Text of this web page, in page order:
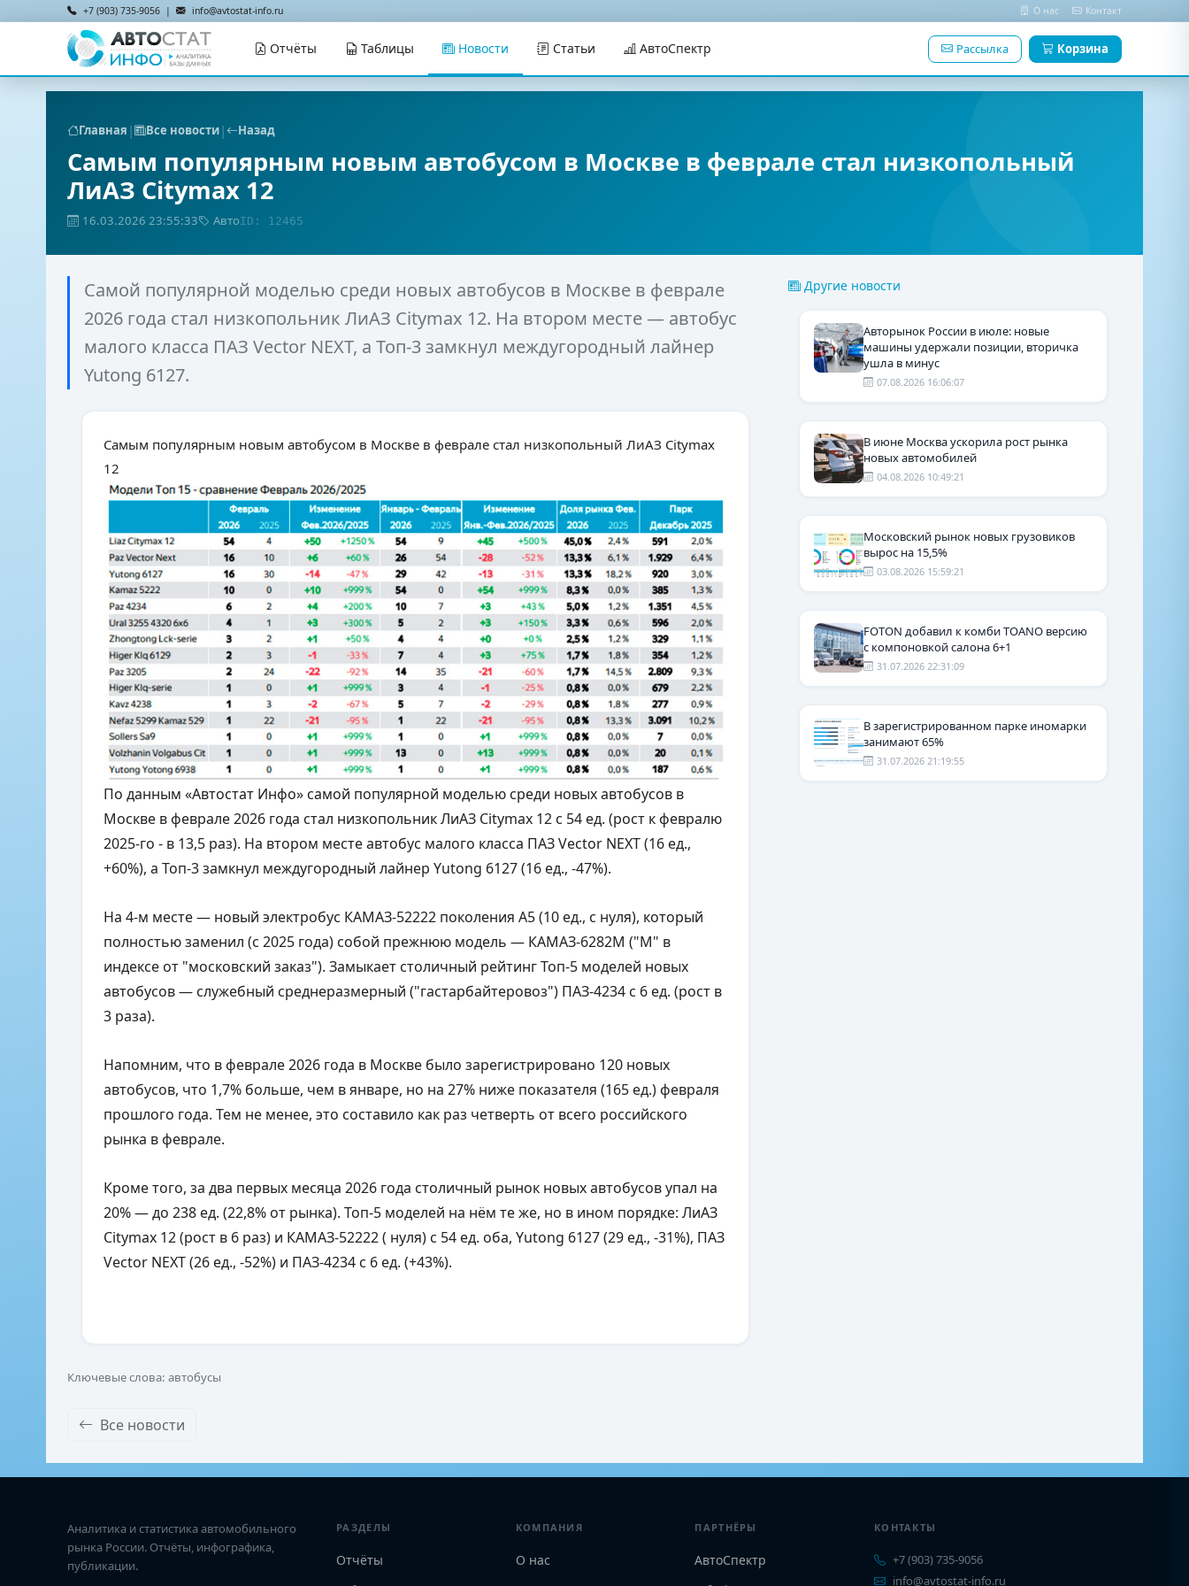
+7 (903) 735-9056 | info@avtostat-info.ru О нас Контакт
Отчёты Таблицы Новости Статьи АвтоСпектр Рассылка Корзина
Главная | Все новости| Назад
Самым популярным новым автобусом в Москве в феврале стал низкопольный
ЛиАЗ Citymax 12
16.03.2026 23:55:33 АвтоID: 12465
Самой популярной моделью среди новых автобусов в Москве в феврале
2026 года стал низкопольник ЛиАЗ Citymax 12. На втором месте — автобус
малого класса ПАЗ Vector NEXT, а Топ-3 замкнул междугородный лайнер
Yutong 6127.
Самым популярным новым автобусом в Москве в феврале стал низкопольный ЛиАЗ Citymax
12
По данным «Автостат Инфо» самой популярной моделью среди новых автобусов в
Москве в феврале 2026 года стал низкопольник ЛиАЗ Citymax 12 с 54 ед. (рост к февралю
2025-го - в 13,5 раз). На втором месте автобус малого класса ПАЗ Vector NEXT (16 ед.,
+60%), а Топ-3 замкнул междугородный лайнер Yutong 6127 (16 ед., -47%).
На 4-м месте — новый электробус КАМАЗ-52222 поколения А5 (10 ед., с нуля), который
полностью заменил (с 2025 года) собой прежнюю модель — КАМАЗ-6282М ("М" в
индексе от "московский заказ"). Замыкает столичный рейтинг Топ-5 моделей новых
автобусов — служебный среднеразмерный ("гастарбайтеровоз") ПАЗ-4234 с 6 ед. (рост в
3 раза).
Напомним, что в феврале 2026 года в Москве было зарегистрировано 120 новых
автобусов, что 1,7% больше, чем в январе, но на 27% ниже показателя (165 ед.) февраля
прошлого года. Тем не менее, это составило как раз четверть от всего российского
рынка в феврале.
Кроме того, за два первых месяца 2026 года столичный рынок новых автобусов упал на
20% — до 238 ед. (22,8% от рынка). Топ-5 моделей на нём те же, но в ином порядке: ЛиАЗ
Citymax 12(рост в 6 раз) и КАМАЗ-52222 ( нуля) с 54 ед. оба, Yutong 6127 (29 ед., -31%), ПАЗ
Vector NEXT (26 ед., -52%) и ПАЗ-4234 с 6 ед. (+43%).
Ключевые слова: автобусы
Все новости
Другие новости
Авторынок России в июле: новые
машины удержали позиции, вторичка
ушла в минус
07.08.2026 16:06:07
В июне Москва ускорила рост рынка
новых автомобилей
04.08.2026 10:49:21
Московский рынок новых грузовиков
вырос на 15,5%
03.08.2026 15:59:21
FOTON добавил к комби TOANO версию
с компоновкой салона 6+1
31.07.2026 22:31:09
В зарегистрированном парке иномарки
занимают 65%
31.07.2026 21:19:55
Аналитика и статистика автомобильного
рынка России. Отчёты, инфографика,
публикации.
РАЗДЕЛЫ
Отчёты
КОМПАНИЯ
О нас
ПАРТНЁРЫ
АвтоСпектр
КОНТАКТЫ
+7 (903) 735-9056
info@avtostat-info.ru